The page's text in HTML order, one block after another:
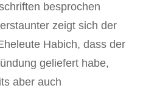
besprochen
zeigt sich der
Habich, dass der
geliefert habe,
aber auch